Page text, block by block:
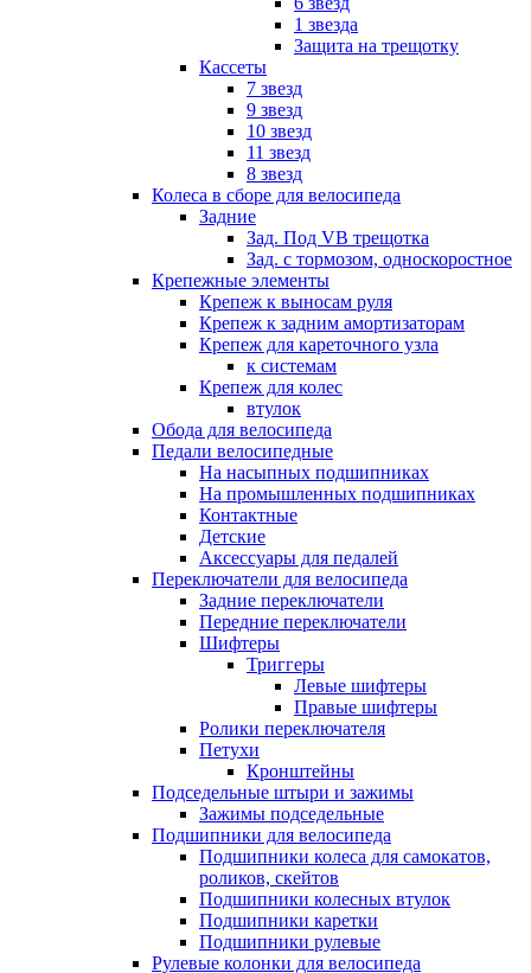
1 звезда
Защита на трещотку
Кассеты
7 звезд
9 звезд
10 звезд
11 звезд
8 звезд
Колеса в сборе для велосипеда
Задние
Зад. Под VB трещотка
Зад. с тормозом, односкоростное
Крепежные элементы
Крепеж к выносам руля
Крепеж к задним амортизаторам
Крепеж для кареточного узла
к системам
Крепеж для колес
втулок
Обода для велосипеда
Педали велосипедные
На насыпных подшипниках
На промышленных подшипниках
Контактные
Детские
Аксессуары для педалей
Переключатели для велосипеда
Задние переключатели
Передние переключатели
Шифтеры
Триггеры
Левые шифтеры
Правые шифтеры
Ролики переключателя
Петухи
Кронштейны
Подседельные штыри и зажимы
Зажимы подседельные
Подшипники для велосипеда
Подшипники колеса для самокатов,
роликов, скейтов
Подшипники колесных втулок
Подшипники каретки
Подшипники рулевые
Рулевые колонки для велосипеда